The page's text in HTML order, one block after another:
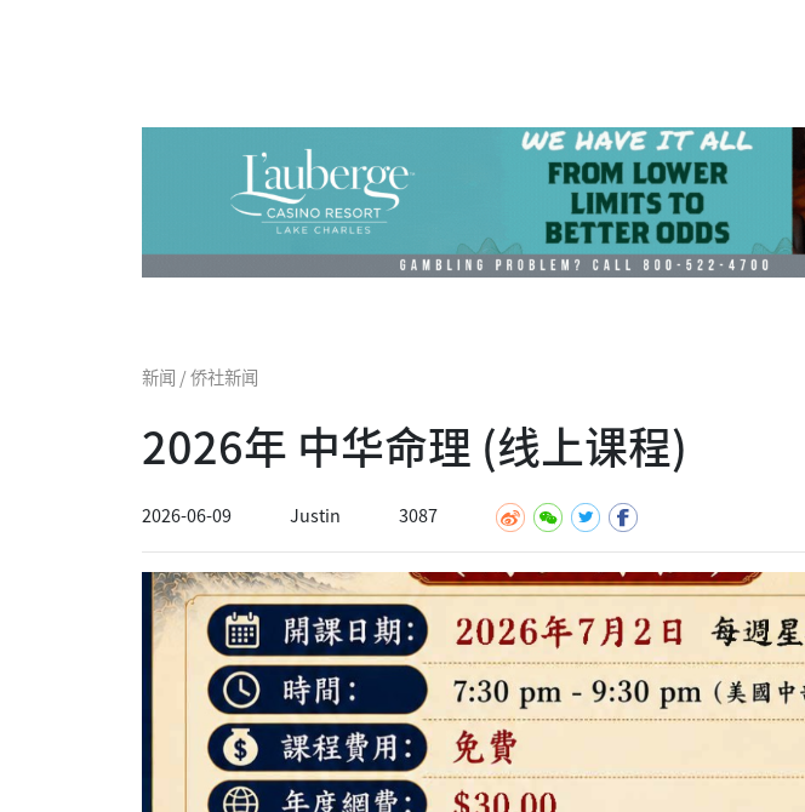
新闻 / 侨社新闻
2026年 中华命理 (线上课程)
2026-06-09 Justin 3087